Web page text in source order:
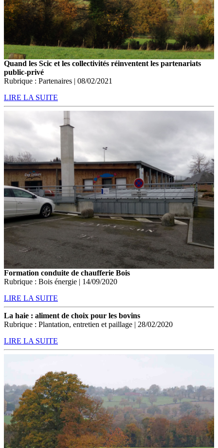
Quand les Scic et les collectivités réinventent les partenariats
public-privé
Rubrique : Partenaires | 08/02/2021
LIRE LA SUITE
Formation conduite de chaufferie Bois
Rubrique : Bois énergie | 14/09/2020
LIRE LA SUITE
La haie : aliment de choix pour les bovins
Rubrique : Plantation, entretien et paillage | 28/02/2020
LIRE LA SUITE